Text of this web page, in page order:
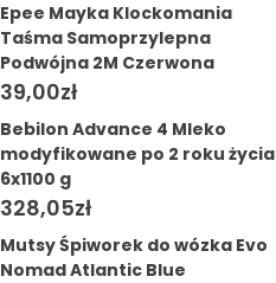
Epee Mayka Klockomania
Taśma Samoprzylepna
Podwójna 2M Czerwona
39,00zł
Bebilon Advance 4 Mleko
modyfikowane po 2 roku życia
6x1100 g
328,05zł
Mutsy Śpiworek do wózka Evo
Nomad Atlantic Blue